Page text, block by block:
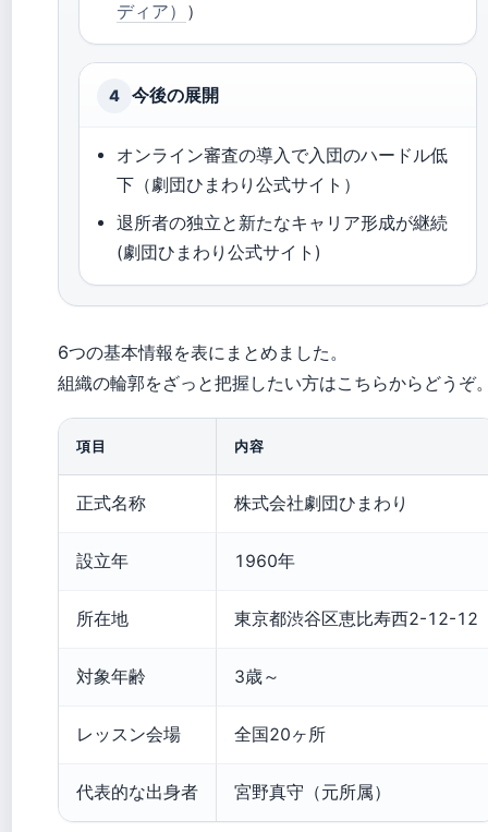
ディア） ）
4 今後の展開
オンライン審査の導入で入団のハードル低
下（劇団ひまわり公式サイト）
退所者の独立と新たなキャリア形成が継続
(劇団ひまわり公式サイト)
6つの基本情報を表にまとめました。
組織の輪郭をざっと把握したい方はこちらからどうぞ
項目 内容
正式名称 株式会社劇団ひまわり
設立年 1960年
所在地 東京都渋谷区恵比寿西2-12-12
対象年齢 3歳～
レッスン会場 全国20ヶ所
代表的な出身者 宮野真守（元所属）